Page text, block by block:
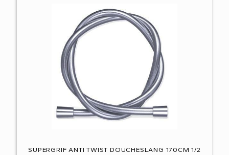
SUPERGRIF ANTI TWIST DOUCHESLANG 170CM 1/2